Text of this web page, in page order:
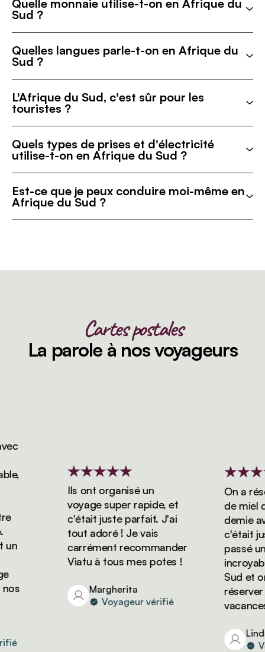
Quelle monnaie utilise-t-on en Afrique du
Sud ?
Quelles langues parle-t-on en Afrique du
Sud ?
L'Afrique du Sud, c'est sûr pour les
touristes ?
Quels types de prises et d'électricité
utilise-t-on en Afrique du Sud ?
Est-ce que je peux conduire moi-même en
Afrique du Sud ?
Cartes postales
La parole à nos voyageurs
Ils ont organisé un
voyage super rapide, et
c'était juste parfait. J'ai
tout adoré ! Je vais
carrément recommander
Viatu à tous mes potes !
Margherita
Voyageur vérifié
On a
de miel
demie
c'était
passé un
Sud et on
réserver
vacances
Linda